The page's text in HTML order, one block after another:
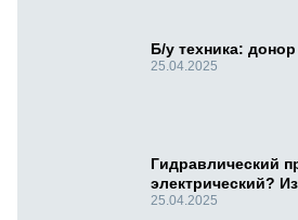
Б/у техника:
25.04.2025
Гидравлический
электрический?
25.04.2025